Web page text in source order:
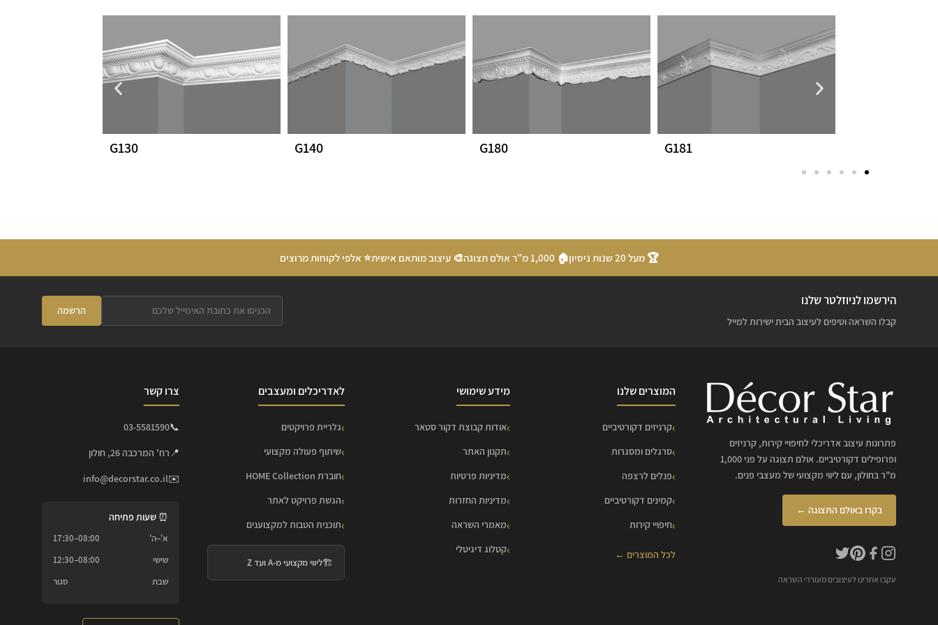
G181
G180
G140
G130
🏆 מעל 20 שנות ניסיון 🏠 1,000 מ"ר אולם תצוגה 🎨 עיצוב מותאם אישית⭐ אלפי לקוחות מרוצים
הירשמו לניוזלטר שלנו
קבלו השראה וטיפים לעיצוב הבית ישירות למייל
הרשמה
פתרונות עיצוב אדריכלי לחיפויי קירות, קרניזים
ופרופילים דקורטיביים. אולם תצוגה על פני 1,000
מ"ר בחולון, עם ליווי מקצועי של מעצבי פנים.
בקרו באולם התצוגה ←
עקבו אחרינו לעיצובים מעוררי השראה
המוצרים שלנו
קרניזים דקורטיביים
סרגלים ומסגרות
פנלים לרצפה
קמינים דקורטיביים
חיפויי קירות
לכל המוצרים ←
מידע שימושי
אודות קבוצת דקור סטאר
תקנון האתר
מדיניות פרטיות
מדיניות החזרות
מאמרי השראה
קטלוג דיגיטלי
לאדריכלים ומעצבים
גלריית פרויקטים
שיתוף פעולה מקצועי
חוברת HOME Collection
הגשת פרויקט לאתר
תוכנית הטבות למקצוענים
🏗️ליווי מקצועי מ-A ועד Z
צרו קשר
📞
03-5581590
📍רח' המרכבה 26, חולון
✉️
info@decorstar.co.il
⏰ שעות פתיחה
א'–ה'
08:00–17:30
שישי
08:00–12:30
שבת
סגור